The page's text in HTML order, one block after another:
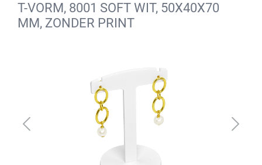
T-VORM, 8001 SOFT WIT, 50X40X70
MM, ZONDER PRINT